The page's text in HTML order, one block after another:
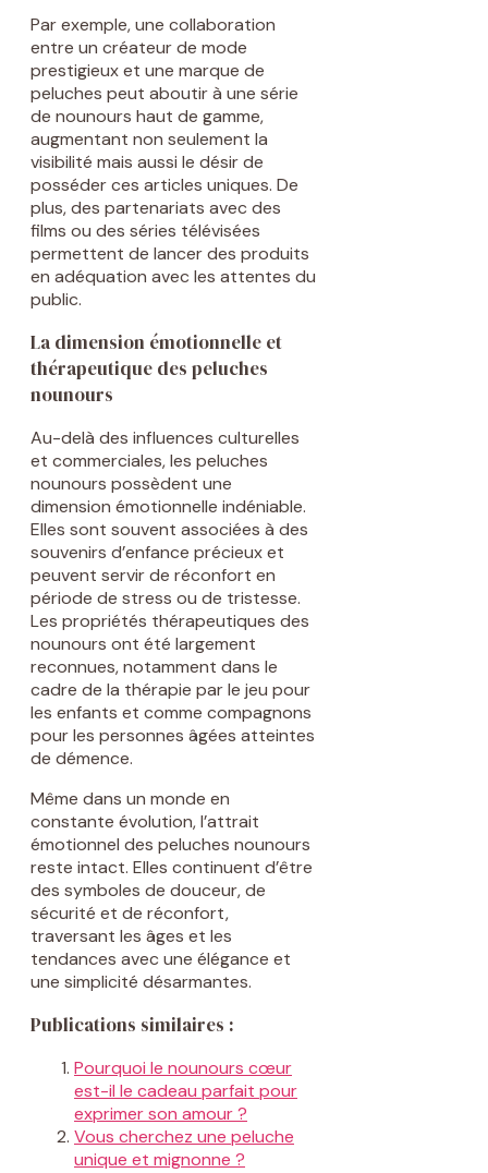
Par exemple, une collaboration
entre un créateur de mode
prestigieux et une marque de
peluches peut aboutir à une série
de nounours haut de gamme,
augmentant non seulement la
visibilité mais aussi le désir de
posséder ces articles uniques. De
plus, des partenariats avec des
films ou des séries télévisées
permettent de lancer des produits
en adéquation avec les attentes du
public.
La dimension émotionnelle et
thérapeutique des peluches
nounours
Au-delà des influences culturelles
et commerciales, les peluches
nounours possèdent une
dimension émotionnelle indéniable.
Elles sont souvent associées à des
souvenirs d’enfance précieux et
peuvent servir de réconfort en
période de stress ou de tristesse.
Les propriétés thérapeutiques des
nounours ont été largement
reconnues, notamment dans le
cadre de la thérapie par le jeu pour
les enfants et comme compagnons
pour les personnes âgées atteintes
de démence.
Même dans un monde en
constante évolution, l’attrait
émotionnel des peluches nounours
reste intact. Elles continuent d’être
des symboles de douceur, de
sécurité et de réconfort,
traversant les âges et les
tendances avec une élégance et
une simplicité désarmantes.
Publications similaires :
Pourquoi le nounours cœur
est-il le cadeau parfait pour
exprimer son amour ?
Vous cherchez une peluche
unique et mignonne ?